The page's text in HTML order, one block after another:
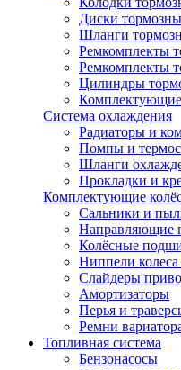
Диски
Шланги
Ремкомплекты
Ремкомплекты
Цилиндры
Система охлаждения
Радиаторы и
Помпы и
Шланги
Прокладки и
Комплектующие
Сальники и
Направляющие
Колёсные
Ниппели
Слайдеры
Амортизаторы
Перья и
Ремни
Топливная система
Бензонасосы